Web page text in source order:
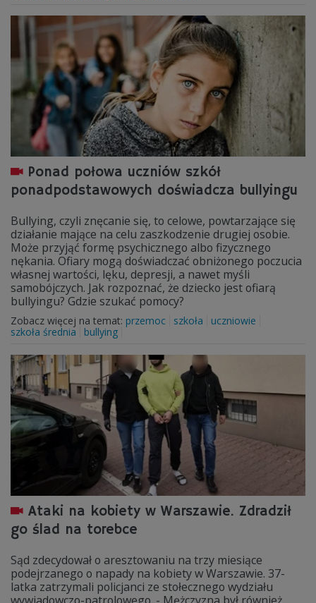
Ponad połowa uczniów szkół
ponadpodstawowych doświadcza bullyingu
Bullying, czyli znęcanie się, to celowe, powtarzające się
działanie mające na celu zaszkodzenie drugiej osobie.
Może przyjąć formę psychicznego albo fizycznego
nękania. Ofiary mogą doświadczać obniżonego poczucia
własnej wartości, lęku, depresji, a nawet myśli
samobójczych. Jak rozpoznać, że dziecko jest ofiarą
bullyingu? Gdzie szukać pomocy?
Zobacz więcej na temat: przemoc szkoła
uczniowie
szkoła średnia
bullying
Ataki na kobiety w Warszawie. Zdradził
go ślad na torebce
Sąd zdecydował o aresztowaniu na trzy miesiące
podejrzanego o napady na kobiety w Warszawie. 37-
latka zatrzymali policjanci ze stołecznego wydziału